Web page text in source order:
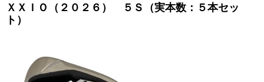
ＸＸＩＯ（２０２６） ５Ｓ（実本数：５本セッ
ト）